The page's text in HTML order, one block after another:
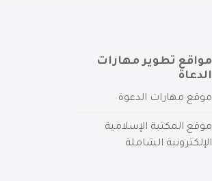
مواقع تطوير مهارات
الدعاة
موقع مهارات الدعوة
موقع المكتبة الإسلامية
الإلكترونية الشاملة